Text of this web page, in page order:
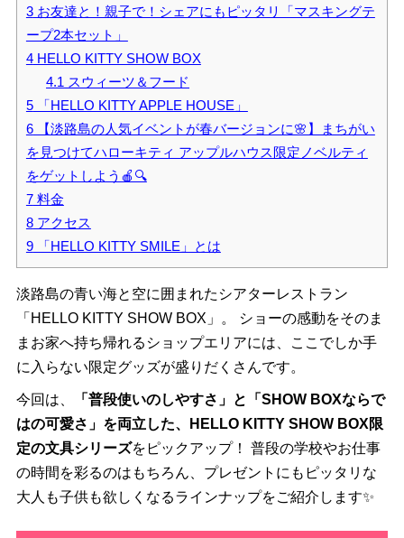
3お友達と！親子で！シェアにもピッタリ「マスキングテ
ープ2本セット」
4HELLO KITTY SHOW BOX
4.1 スウィーツ＆フード
5「HELLO KITTY APPLE HOUSE」
6【淡路島の人気イベントが春バージョンに🌸】まちがい
を見つけてハローキティ アップルハウス限定ノベルティ
をゲットしよう🍎🔍
7料金
8アクセス
9「HELLO KITTY SMILE」とは
淡路島の青い海と空に囲まれたシアターレストラン
「HELLO KITTY SHOW BOX」。 ショーの感動をそのま
まお家へ持ち帰れるショップエリアには、ここでしか手
に入らない限定グッズが盛りだくさんです。
今回は、
「普段使いのしやすさ」と「SHOW BOXならで
はの可愛さ」を両立した、HELLO KITTY SHOW BOX限
定の文具シリーズをピックアップ！ 普段の学校やお仕事
の時間を彩るのはもちろん、プレゼントにもピッタリな
大人も子供も欲しくなるラインナップをご紹介します✨